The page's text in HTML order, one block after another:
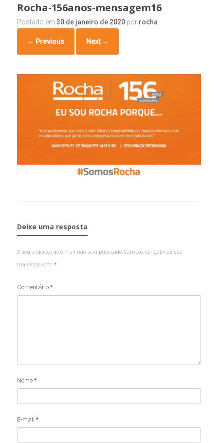
Rocha-156anos-mensagem16
Postado em 30 de janeiro de 2020 por rocha
← Previous Next →
Deixe uma resposta
O seu endereço de e-mail não será publicado. Campos obrigatórios são
marcados com *
Comentário *
Nome *
E-mail *